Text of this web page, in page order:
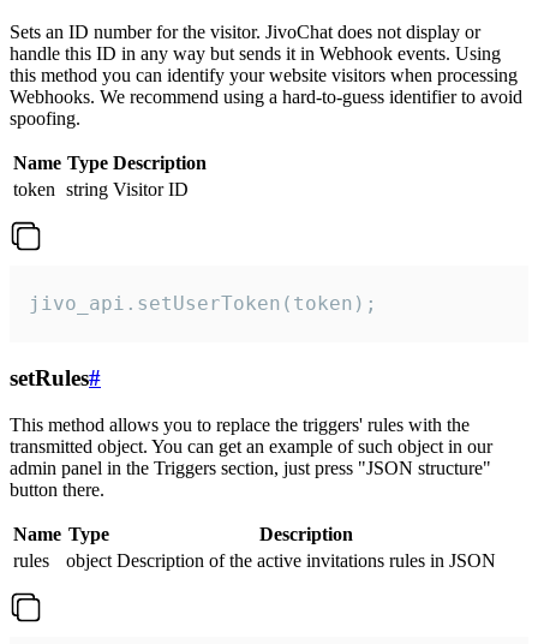
Sets an ID number for the visitor. JivoChat does not display or
handle this ID in any way but sends it in Webhook events. Using
this method you can identify your website visitors when processing
Webhooks. We recommend using a hard-to-guess identifier to avoid
spoofing.
Name Type Description
token string Visitor ID
jivo_api.setUserToken(token);
setRules#
This method allows you to replace the triggers' rules with the
transmitted object. You can get an example of such object in our
admin panel in the Triggers section, just press "JSON structure"
button there.
Name Type
Description
rules
object Description of the active invitations rules in JSON